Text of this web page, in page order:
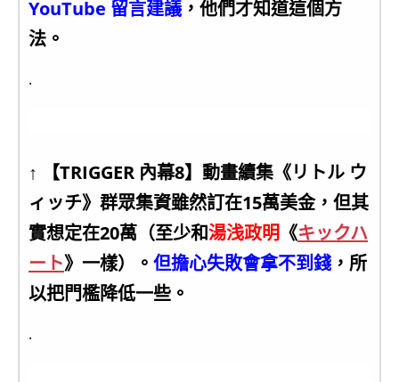
YouTube 留言建議 ，他們才知道這個方
法。
.
↑ 【TRIGGER 內幕8】動畫續集《リトル ウ
ィッチ》群眾集資雖然訂在15萬美金，但其
實想定在20萬（至少和湯浅政明 《キックハ
ート》一樣）。 但擔心失敗會拿不到錢 ，所
以把門檻降低一些。
.